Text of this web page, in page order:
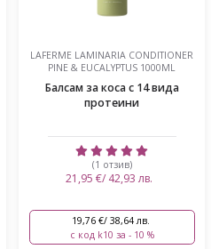
LAFERME LAMINARIA CONDITIONER
PINE & EUCALYPTUS 1000ML
Балсам за коса с 14 вида
протеини
(1 отзив)
21,95 €/ 42,93 лв.
19,76 €/ 38,64 лв.
с код k10 за - 10 %